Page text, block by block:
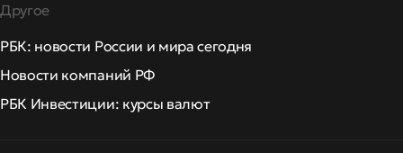
Другое
РБК: новости России и мира сегодня
Новости компаний РФ
РБК Инвестиции: курсы валют